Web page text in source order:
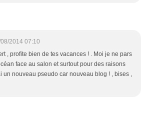
2014 07:10
, profite bien de tes vacances ! . Moi je ne pars
face au salon et surtout pour des raisons
un nouveau pseudo car nouveau blog ! , bises ,